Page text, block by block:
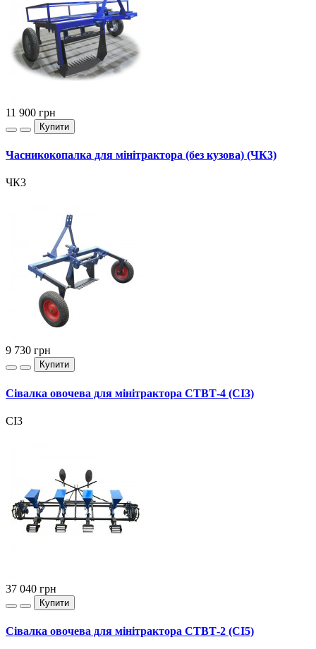
11 900 грн
Купити
Часникокопалка для мінітрактора (без кузова) (ЧК3)
ЧК3
9 730 грн
Купити
Сівалка овочева для мінітрактора СТВТ-4 (CI3)
СІ3
37 040 грн
Купити
Сівалка овочева для мінітрактора СТВТ-2 (СІ5)